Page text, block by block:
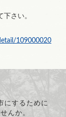
さい。
109000020
にするために
んか。